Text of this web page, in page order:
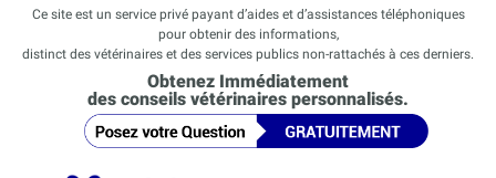
Ce site est un service privé payant d’aides et d’assistances téléphoniques
pour obtenir des informations,
distinct des vétérinaires et des services publics non-rattachés à ces derniers.
Obtenez Immédiatement
des conseils vétérinaires personnalisés.